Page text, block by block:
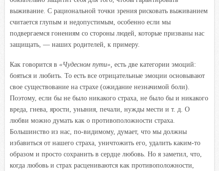
выживание. С рациональной точки зрения рисковать выживанием
считается глупым и недопустимым, особенно если мы
подвергаемся гонениям со стороны людей, которые призваны нас
защищать, — наших родителей, к примеру.
Как говорится в «Чудесном пути», есть две категории эмоций:
бояться и любить. То есть все отрицательные эмоции основывают
свое существование на страхе (ожидание незначимой боли).
Поэтому, если бы не было никакого страха, не было бы и никакого
вреда, гнева, ярости, уныния, печали, нужды мести и т. д. О
любви можно думать как о противоположности страха.
Большинство из нас, по-видимому, думает, что мы должны
избавиться от нашего страха, уничтожить его, удалить каким-то
образом и просто сохранить в сердце любовь. Но я заметил, что,
когда любовь и страх расцениваются как противоположности,